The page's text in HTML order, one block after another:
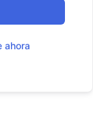
ahora